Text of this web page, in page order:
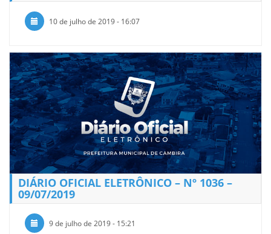
10 de julho de 2019 - 16:07
DIÁRIO OFICIAL ELETRÔNICO – Nº 1036 –
09/07/2019
9 de julho de 2019 - 15:21